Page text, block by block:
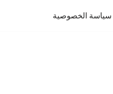
سياسة الخصوصية